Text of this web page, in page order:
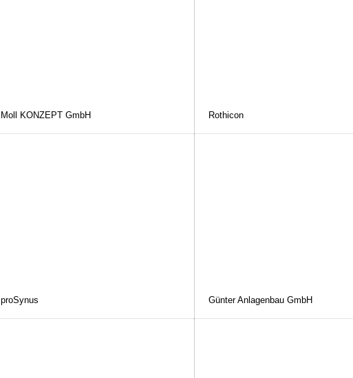
Moll KONZEPT GmbH Rothicon
proSynus Günter Anlagenbau GmbH